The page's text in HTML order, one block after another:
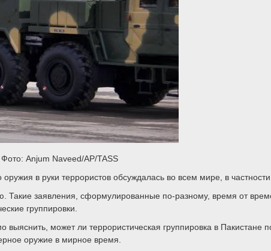
Anjum Naveed/AP/TASS
оружия в руки террористов обсуждалась во всем мире, в
заявления, сформулированные по-разному, время от
группировки.
выяснить, может ли террористическая группировка в Пакистане
оружие в мирное время.